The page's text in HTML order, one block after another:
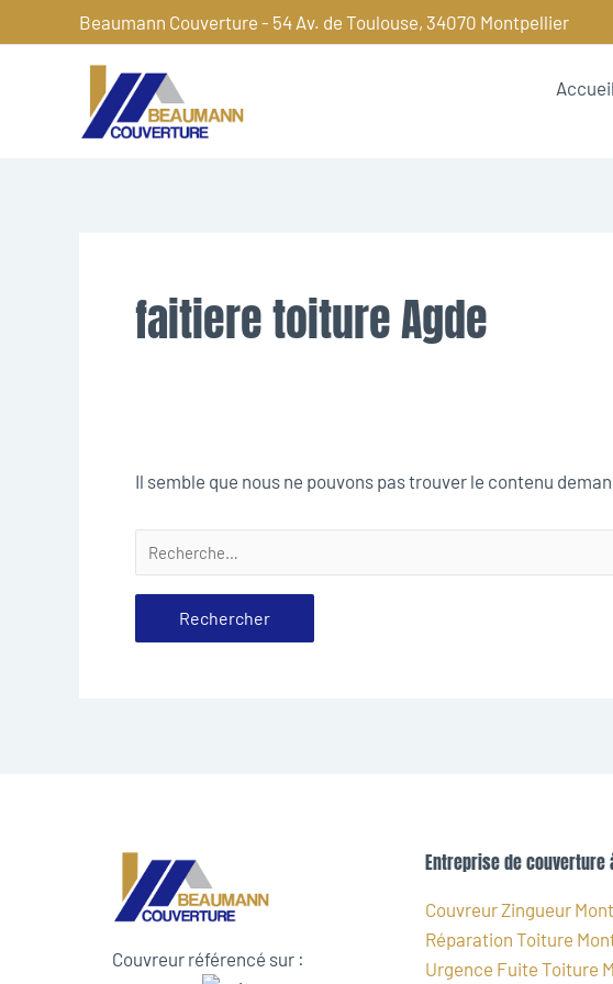
au
Beaumann Couverture - 54 Av. de Toulouse, 34070 Montpellier
Accueil
faitiere toiture Agde
Il semble que nous ne pouvons pas trouver le contenu
Couvreur référencé sur :
Entreprise de couverture
Couvreur Zingueur
Réparation Toiture
Urgence Fuite Toiture